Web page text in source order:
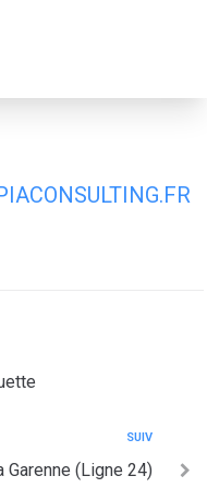
(lignes 20 et
SUIV
Garenne (Ligne 24)